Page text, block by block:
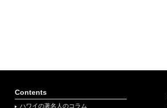
Contents
ハワイの著名人のコラム